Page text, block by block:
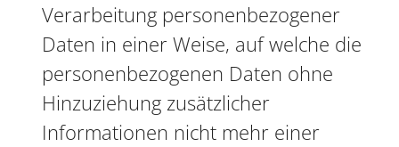
Verarbeitung personenbezogener
Daten in einer Weise, auf welche die
personenbezogenen Daten ohne
Hinzuziehung zusätzlicher
Informationen nicht mehr einer